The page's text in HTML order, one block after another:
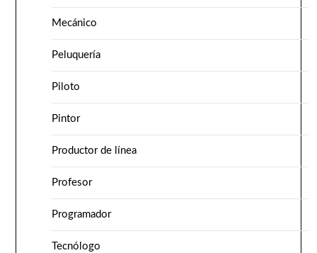
Mecánico
Peluquería
Piloto
Pintor
Productor de línea
Profesor
Programador
Tecnólogo